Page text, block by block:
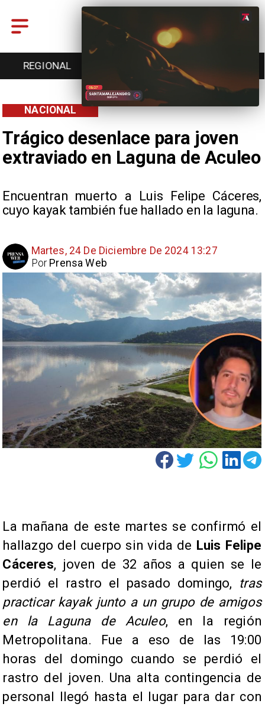
REGIONAL ENTRETENCIÓN
Trágico desenlace para joven
extraviado en Laguna de Aculeo
Encuentran muerto a Luis Felipe Cáceres,
cuyo kayak también fue hallado en la laguna.
NACIONAL
Martes, 24 De Diciembre De 2024 13:27
Prensa Web
Por
La mañana de este martes se confirmó el
hallazgo del cuerpo sin vida de Luis Felipe
Cáceres, joven de 32 años a quien se le
perdió el rastro el pasado domingo, tras
practicar kayak junto a un grupo de amigos
en la Laguna de Aculeo, en la región
Metropolitana. Fue a eso de las 19:00
horas del domingo cuando se perdió el
rastro del joven. Una alta contingencia de
personal llegó hasta el lugar para dar con